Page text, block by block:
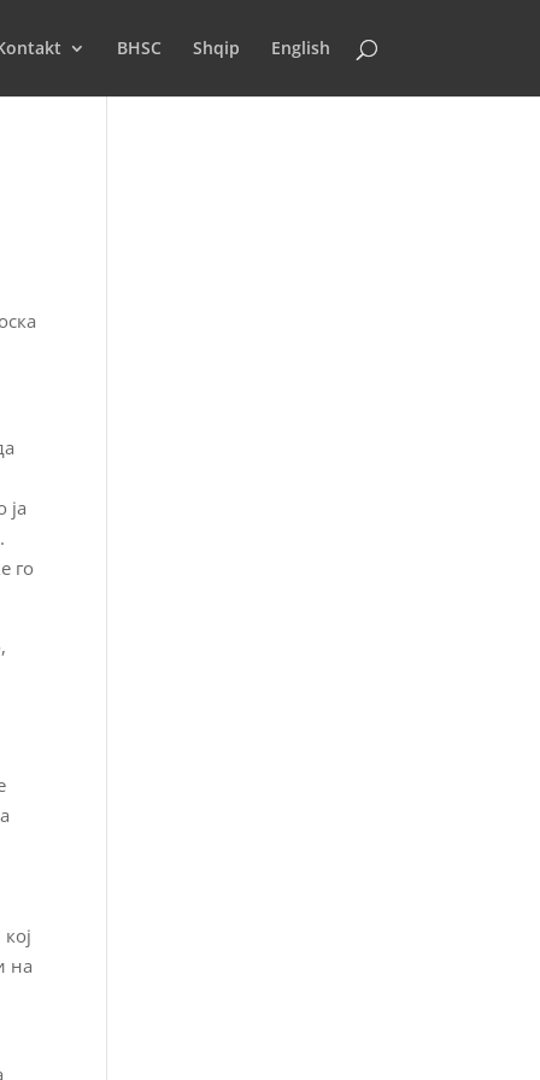
BHSC Shqip English
ја
го
на